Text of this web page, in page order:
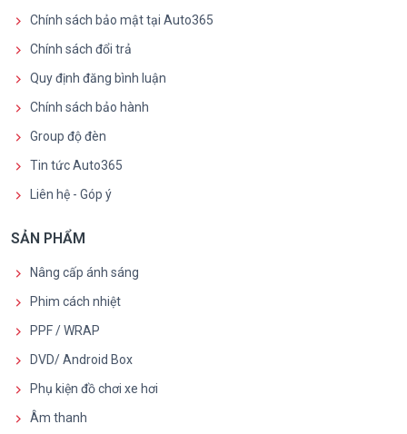
Chính sách bảo mật tại Auto365
Chính sách đổi trả
Quy định đăng bình luận
Chính sách bảo hành
Group độ đèn
Tin tức Auto365
Liên hệ - Góp ý
SẢN PHẨM
Nâng cấp ánh sáng
Phim cách nhiệt
PPF / WRAP
DVD/ Android Box
Phụ kiện đồ chơi xe hơi
Âm thanh